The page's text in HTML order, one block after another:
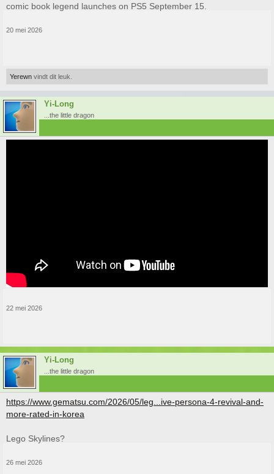
comic book legend launches on PS5 September 15.
20 mei 2026
Yerewn vindt dit leuk.
Yi-Long
...the little dragon
22 mei 2026
Yi-Long
...the little dragon
https://www.gematsu.com/2026/05/leg...ive-persona-4-revival-and-
more-rated-in-korea
Lego Skylines?
26 mei 2026